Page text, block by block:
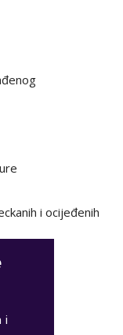
i ocijeđenih
i